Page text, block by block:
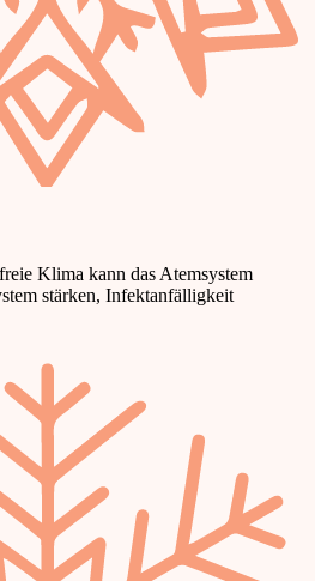
Klima kann das Atemsystem
stärken, Infektanfälligkeit